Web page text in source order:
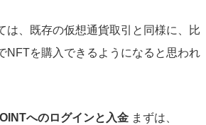
は、既存の仮想通貨取引と同様に、比
NFTを購入できるようになると思われ
へのログインと入金 まずは、